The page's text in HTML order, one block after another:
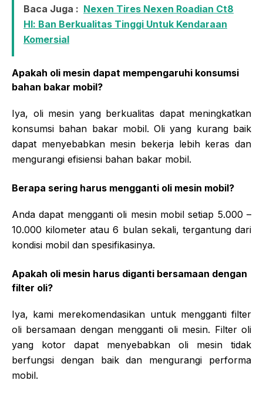
Baca Juga : Nexen Tires Nexen Roadian Ct8
Hl: Ban Berkualitas Tinggi Untuk Kendaraan
Komersial
Apakah oli mesin dapat mempengaruhi konsumsi
bahan bakar mobil?
Iya, oli mesin yang berkualitas dapat meningkatkan
konsumsi bahan bakar mobil. Oli yang kurang baik
dapat menyebabkan mesin bekerja lebih keras dan
mengurangi efisiensi bahan bakar mobil.
Berapa sering harus mengganti oli mesin mobil?
Anda dapat mengganti oli mesin mobil setiap 5.000 –
10.000 kilometer atau 6 bulan sekali, tergantung dari
kondisi mobil dan spesifikasinya.
Apakah oli mesin harus diganti bersamaan dengan
filter oli?
Iya, kami merekomendasikan untuk mengganti filter
oli bersamaan dengan mengganti oli mesin. Filter oli
yang kotor dapat menyebabkan oli mesin tidak
berfungsi dengan baik dan mengurangi performa
mobil.